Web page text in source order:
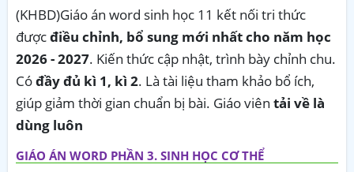
(KHBD)Giáo án word sinh học 11 kết nối tri thức
đượcđiều chỉnh, bổ sung mới nhất cho năm học
2026 - 2027. Kiến thức cập nhật, trình bày chỉnh chu.
Cóđầy đủ kì 1, kì 2. Là tài liệu tham khảo bổ ích,
giúp giảm thời gian chuẩn bị bài. Giáo viên tải về là
dùng luôn
GIÁO ÁN WORD PHẦN 3. SINH HỌC CƠ THỂ